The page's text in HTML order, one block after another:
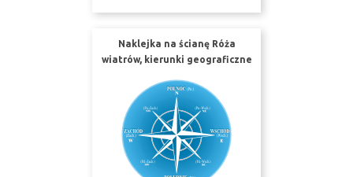
Naklejka na ścianę Róża
wiatrów, kierunki geograficzne